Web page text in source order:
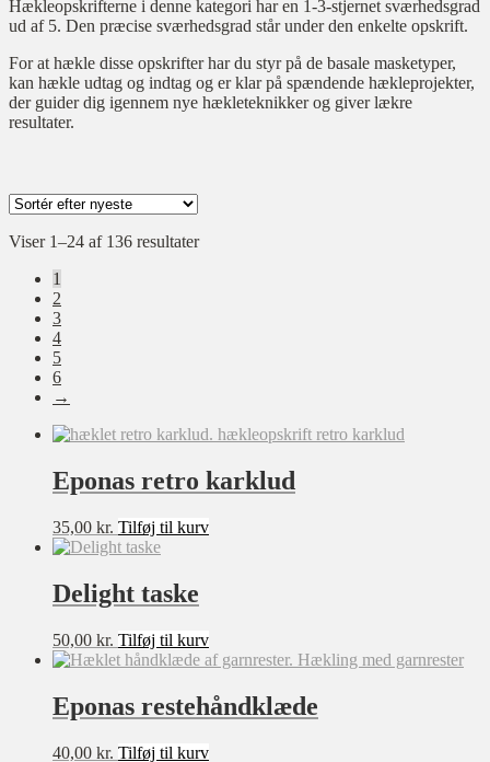
Hækleopskrifterne i denne kategori har en 1-3-stjernet sværhedsgrad
ud af 5. Den præcise sværhedsgrad står under den enkelte opskrift.
For at hækle disse opskrifter har du styr på de basale masketyper,
kan hækle udtag og indtag og er klar på spændende hækleprojekter,
der guider dig igennem nye hækleteknikker og giver lækre
resultater.
Kategori
Sværhedsgrad
★★★★★
★★★☆☆
★★☆☆☆
Størrelse
XXS
S
Viser 1–24 af 136 resultaterSorteret
1
2
3
4
5
6
→
Eponas retro karklud
35,00 kr. Tilføj til kurv
Delight taske
50,00 kr. Tilføj til kurv
Eponas restehåndklæde
40,00 kr. Tilføj til kurv